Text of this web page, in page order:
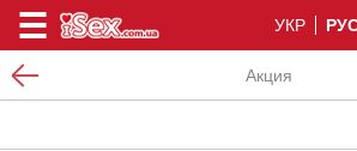
УКР
Акция